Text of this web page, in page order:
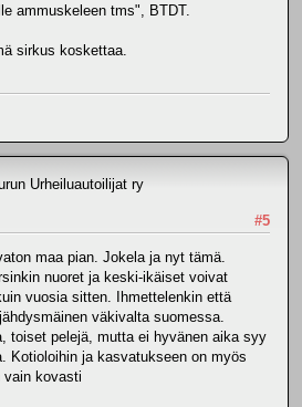
ammuskeleen tms", BTDT.
sirkus koskettaa.
Urheiluautoilijat ry
#5
maa pian. Jokela ja nyt tämä.
nuoret ja keski-ikäiset voivat
vuosia sitten. Ihmettelenkin että
väkivalta suomessa.
toiset pelejä, mutta ei hyvänen aika syy
Kotioloihin ja kasvatukseen on myös
kovasti